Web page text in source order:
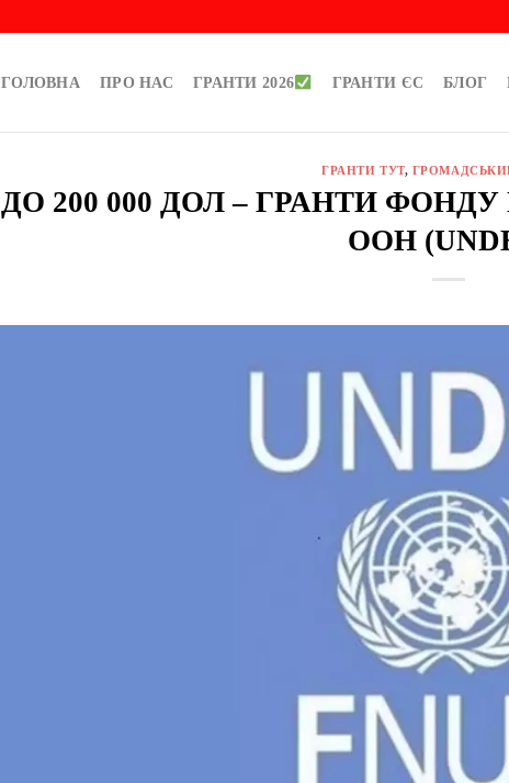
ГОЛОВНА ПРО НАС ГРАНТИ 2026 ГРАНТИ ЄС БЛОГ
ГРАНТИ ТУТ,
ДО 200 000 ДОЛ – ГРАНТИ
ООН